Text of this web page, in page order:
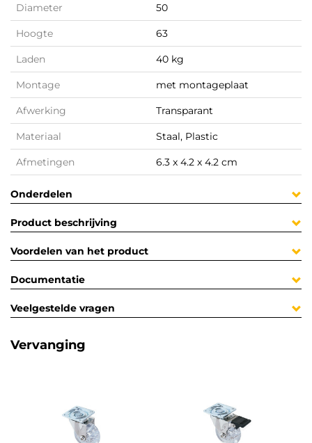
Diameter 50
Hoogte 63
Laden 40 kg
Montage met montageplaat
Afwerking Transparant
Materiaal Staal, Plastic
Afmetingen 6.3 x 4.2 x 4.2 cm
Onderdelen
Product beschrijving
Voordelen van het product
Documentatie
Veelgestelde vragen
Vervanging